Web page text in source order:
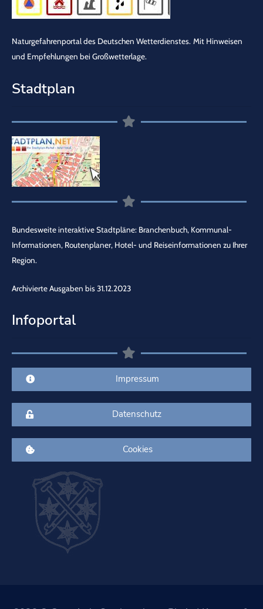
Naturgefahrenportal des Deutschen Wetterdienstes. Mit Hinweisen
und Empfehlungen bei Großwetterlage.
Stadtplan
Bundesweite interaktive Stadtpläne: Branchenbuch, Kommunal-
Informationen, Routenplaner, Hotel- und Reiseinformationen zu Ihrer
Region.
Archivierte Ausgaben bis 31.12.2023
Infoportal
Impressum
Datenschutz
Cookies